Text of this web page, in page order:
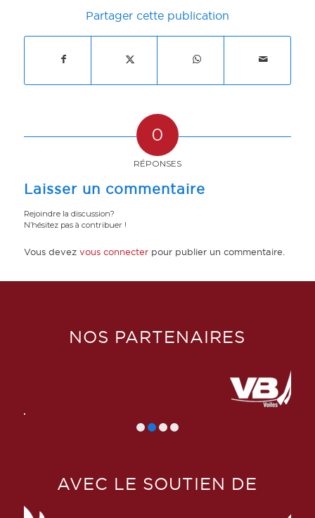
Partager cette publication
0
RÉPONSES
Laisser un commentaire
Rejoindre la discussion?
N’hésitez pas à contribuer !
Vous devez vous connecterpour publier un commentaire.
NOS PARTENAIRES
AVEC LE SOUTIEN DE